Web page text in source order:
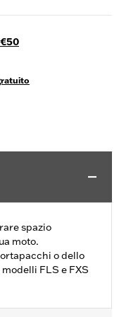
spazio
moto.
o dello
FLS e FXS